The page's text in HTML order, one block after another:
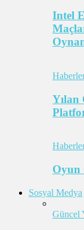
Intel
Yılan
Oyun
Sosyal Medya
Güncel